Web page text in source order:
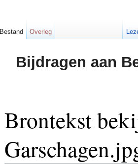
Bijdragen aan
Brontekst
Bestand Overleg